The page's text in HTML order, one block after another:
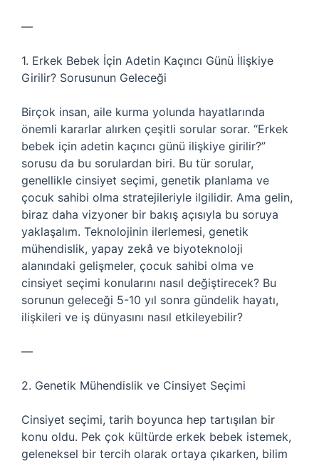
—
1. Erkek Bebek İçin Adetin Kaçıncı Günü İlişkiye
Girilir? Sorusunun Geleceği
Birçok insan, aile kurma yolunda hayatlarında
önemli kararlar alırken çeşitli sorular sorar. “Erkek
bebek için adetin kaçıncı günü ilişkiye girilir?”
sorusu da bu sorulardan biri. Bu tür sorular,
genellikle cinsiyet seçimi, genetik planlama ve
çocuk sahibi olma stratejileriyle ilgilidir. Ama gelin,
biraz daha vizyoner bir bakış açısıyla bu soruya
yaklaşalım. Teknolojinin ilerlemesi, genetik
mühendislik, yapay zekâ ve biyoteknoloji
alanındaki gelişmeler, çocuk sahibi olma ve
cinsiyet seçimi konularını nasıl değiştirecek? Bu
sorunun geleceği 5-10 yıl sonra gündelik hayatı,
ilişkileri ve iş dünyasını nasıl etkileyebilir?
—
2. Genetik Mühendislik ve Cinsiyet Seçimi
Cinsiyet seçimi, tarih boyunca hep tartışılan bir
konu oldu. Pek çok kültürde erkek bebek istemek,
geleneksel bir tercih olarak ortaya çıkarken, bilim